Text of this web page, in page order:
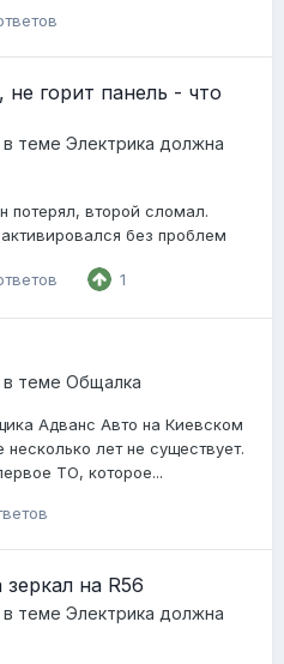
горит панель - что
в теме Электрика должна
потерял, второй сломал.
без проблем
1
в теме Общалка
Адванс Авто на Киевском
лет не существует.
ТО, которое...
на R56
в теме Электрика должна